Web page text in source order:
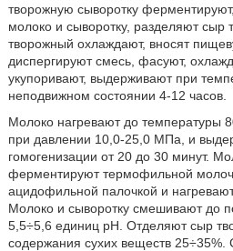
творожную сыворотку
молоко и сыворотку, разделяют сыр
творожный охлаждают, вносят
диспергируют смесь, фасуют,
укупоривают, выдерживают при
неподвижном состоянии 4-12 часов.
Молоко нагревают до температуры
при давлении 10,0-25,0 МПа, и
гомогенизации от 20 до 30 минут.
ферментируют термофильной
ацидофильной палочкой и
Молоко и сыворотку смешивают до
5,5÷5,6 единиц pH. Отделяют сыр
содержания сухих веществ